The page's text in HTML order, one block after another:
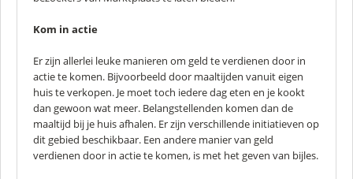
Kom in actie
Er zijn allerlei leuke manieren om geld te verdienen door in
actie te komen. Bijvoorbeeld door maaltijden vanuit eigen
huis te verkopen. Je moet toch iedere dag eten en je kookt
dan gewoon wat meer. Belangstellenden komen dan de
maaltijd bij je huis afhalen. Er zijn verschillende initiatieven op
dit gebied beschikbaar. Een andere manier van geld
verdienen door in actie te komen, is met het geven van bijles.